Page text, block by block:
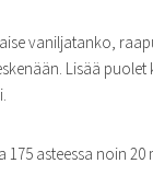
vaniljatanko,
Lisää
asteessa noin 20